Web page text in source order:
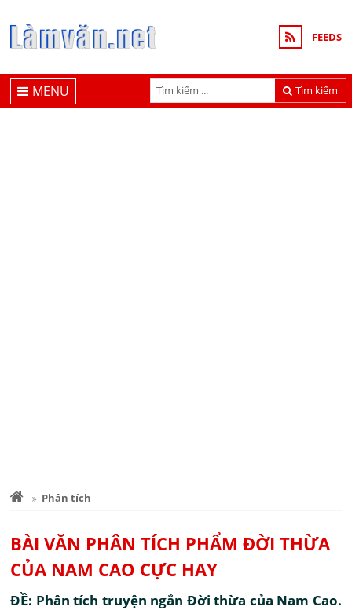
FEEDS
Tìm kiếm
MENU
Phân tích
BÀI VĂN PHÂN TÍCH PHẨM ĐỜI THỪA
CỦA NAM CAO CỰC HAY
ĐỀ: Phân tích truyện ngắn Đời thừa của Nam Cao.